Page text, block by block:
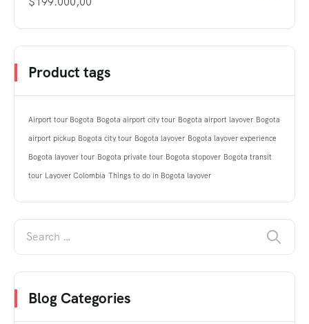
Product tags
Airport tour Bogota Bogota airport city tour Bogota airport layover Bogota
airport pickup Bogota city tour Bogota layover Bogota layover experience
Bogota layover tour Bogota private tour Bogota stopover Bogota transit
tour Layover Colombia Things to do in Bogota layover
Blog Categories